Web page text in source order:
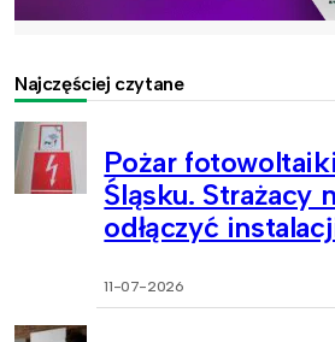
Najczęściej czytane
Pożar
Śląsku. Strażacy
odłączyć
11-07-2026